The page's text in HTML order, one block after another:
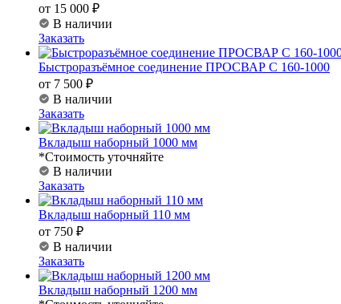
от 15 000 ₽
В наличии
Заказать
Быстроразъёмное соединение ПРОСВАР С 160-1000
от 7 500 ₽
В наличии
Заказать
Вкладыш наборный 1000 мм
*Стоимость уточняйте
В наличии
Заказать
Вкладыш наборный 110 мм
от 750 ₽
В наличии
Заказать
Вкладыш наборный 1200 мм